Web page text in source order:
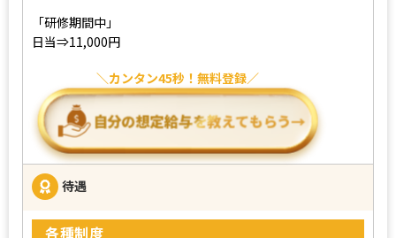
「研修期間中」
日当⇒11,000円
カンタン45秒！無料登録
待遇
各種制度